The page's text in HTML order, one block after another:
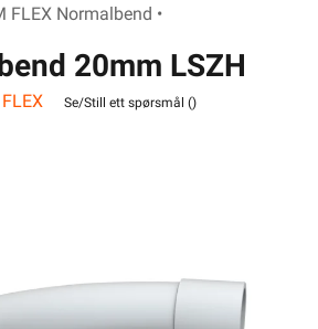
FLEX Normalbend •
20mm LSZH
HvitSe/Still ett spørsmål ()